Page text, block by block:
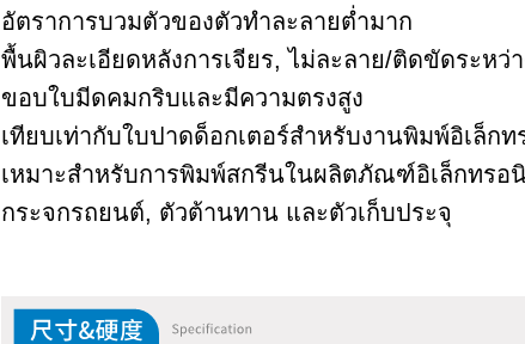
อัตราการบวมตัวของตัวทำละลายต่ำมาก
พื้นผิวละเอียดหลังการเจียร, ไม่ละลาย/ติดขัดระหว่า
ขอบใบมีดคมกริบและมีความตรงสูง
เทียบเท่ากับใบปาดด็อกเตอร์สำหรับงานพิมพ์อิเล็
เหมาะสำหรับการพิมพ์สกรีนในผลิตภัณฑ์อิเล็กทรอ
กระจกรถยนต์, ตัวต้านทาน และตัวเก็บประจุ